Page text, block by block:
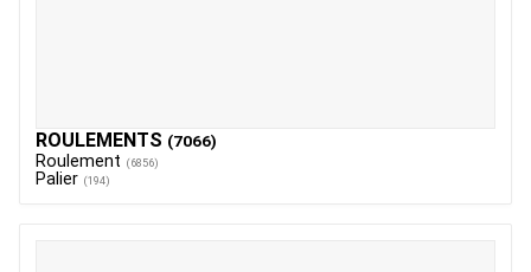
ROULEMENTS (7066)
Roulement (6856)
Palier (194)